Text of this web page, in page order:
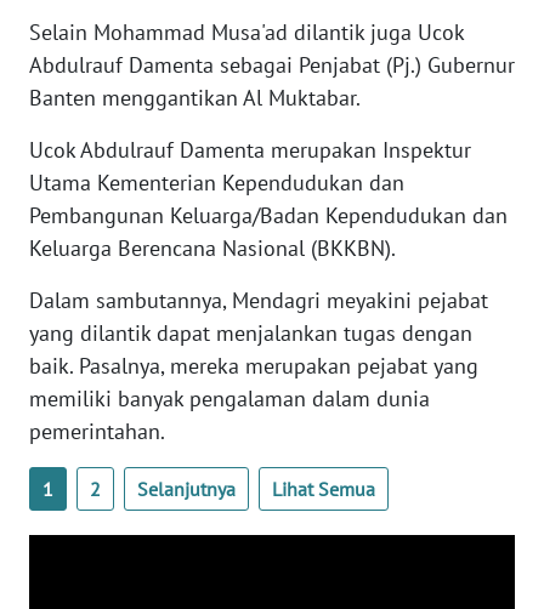
Selain Mohammad Musa'ad dilantik juga Ucok
Abdulrauf Damenta sebagai Penjabat (Pj.) Gubernur
Banten menggantikan Al Muktabar.
Ucok Abdulrauf Damenta merupakan Inspektur
Utama Kementerian Kependudukan dan
Pembangunan Keluarga/Badan Kependudukan dan
Keluarga Berencana Nasional (BKKBN).
Dalam sambutannya, Mendagri meyakini pejabat
yang dilantik dapat menjalankan tugas dengan
baik. Pasalnya, mereka merupakan pejabat yang
memiliki banyak pengalaman dalam dunia
pemerintahan.
1 2 Selanjutnya Lihat Semua
WN
PAPUA
PAPUA
WN
RIAU
WN
SERAMBI
JAMBI
WN
SULTRA